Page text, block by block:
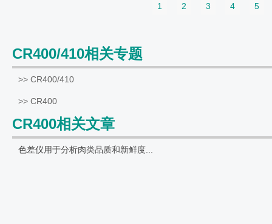
1 2 3 4 5
CR400/410相关专题
>> CR400/410
>> CR400
CR400相关文章
色差仪用于分析肉类品质和新鲜度...